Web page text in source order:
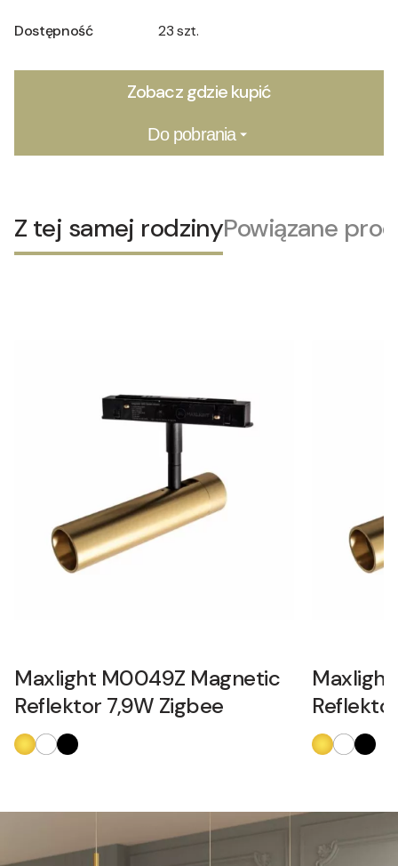
Dostępność 23 szt.
Zobacz gdzie kupić
Do pobrania
Z tej samej rodzinyPowiązane
Maxlight M0049Z Magnetic
Reflektor 7,9W Zigbee